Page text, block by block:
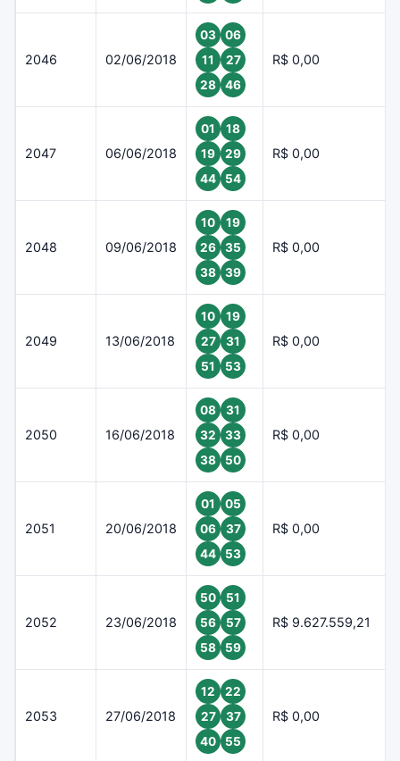
2046 02/06/2018
03
06
11
27
28
46
R$ 0,00
2047 06/06/2018
01
18
19
29
44
54
R$ 0,00
2048 09/06/2018
10
19
26
35
38
39
R$ 0,00
2049 13/06/2018
10
19
27
31
51
53
R$ 0,00
2050 16/06/2018
08
31
32
33
38
50
R$ 0,00
2051 20/06/2018
01
05
06
37
44
53
R$ 0,00
2052 23/06/2018
50
51
56
57
58
59
R$ 9.627.559,21
2053 27/06/2018
12
22
27
37
40
55
R$ 0,00